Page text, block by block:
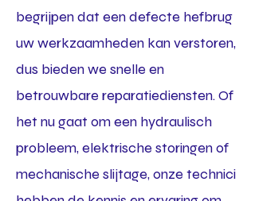
begrijpen dat een defecte hefbrug
uw werkzaamheden kan verstoren,
dus bieden we snelle en
betrouwbare reparatiediensten. Of
het nu gaat om een hydraulisch
probleem, elektrische storingen of
mechanische slijtage, onze technici